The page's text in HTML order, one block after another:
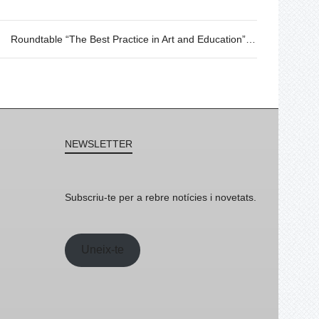
Roundtable “The Best Practice in Art and Education”. 06.03 @19h
NEWSLETTER
Subscriu-te per a rebre notícies i novetats.
Uneix-te